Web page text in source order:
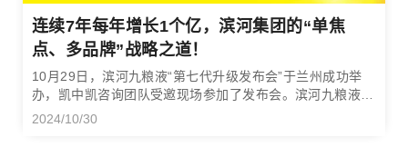
连续7年每年增长1个亿，滨河集团的“单焦
点、多品牌”战略之道！
10月29日，滨河九粮液“第七代升级发布会”于兰州成功举
办，凯中凯咨询团队受邀现场参加了发布会。滨河九粮液第
一代产品诞生于1994年，30年的时间里，滨河九粮液
2024/10/30